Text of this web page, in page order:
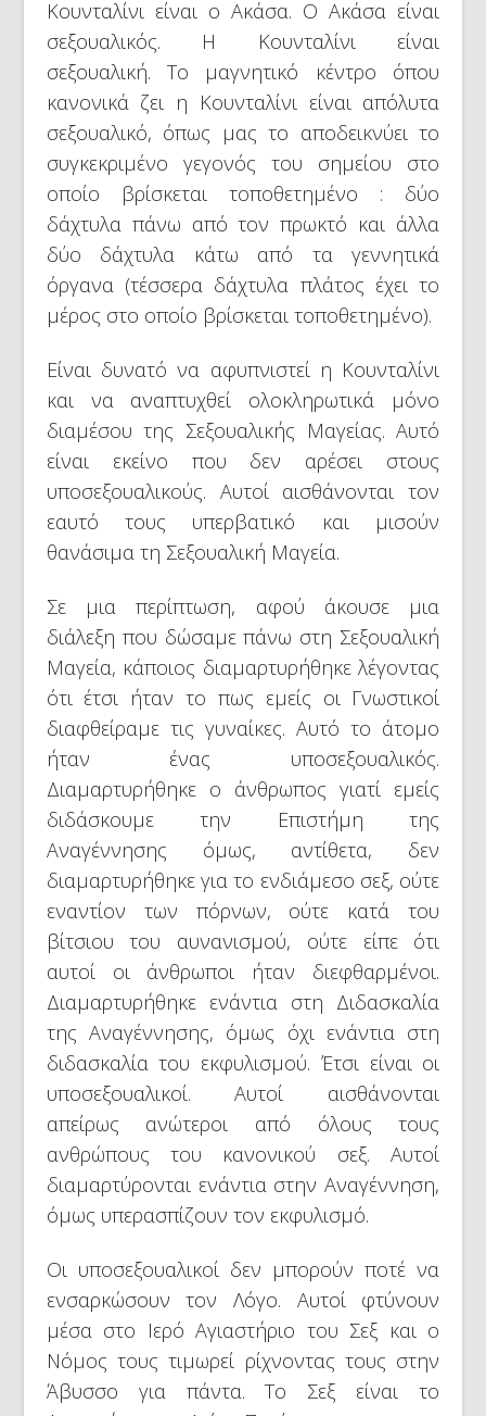
Κουνταλίνι είναι ο Ακάσα. Ο Ακάσα είναι
σεξουαλικός. Η Κουνταλίνι είναι
σεξουαλική. Το μαγνητικό κέντρο όπου
κανονικά ζει η Κουνταλίνι είναι απόλυτα
σεξουαλικό, όπως μας το αποδεικνύει το
συγκεκριμένο γεγονός του σημείου στο
οποίο βρίσκεται τοποθετημένο : δύο
δάχτυλα πάνω από τον πρωκτό και άλλα
δύο δάχτυλα κάτω από τα γεννητικά
όργανα (τέσσερα δάχτυλα πλάτος έχει το
μέρος στο οποίο βρίσκεται τοποθετημένο).
Είναι δυνατό να αφυπνιστεί η Κουνταλίνι
και να αναπτυχθεί ολοκληρωτικά μόνο
διαμέσου της Σεξουαλικής Μαγείας. Αυτό
είναι εκείνο που δεν αρέσει στους
υποσεξουαλικούς. Αυτοί αισθάνονται τον
εαυτό τους υπερβατικό και μισούν
θανάσιμα τη Σεξουαλική Μαγεία.
Σε μια περίπτωση, αφού άκουσε μια
διάλεξη που δώσαμε πάνω στη Σεξουαλική
Μαγεία, κάποιος διαμαρτυρήθηκε λέγοντας
ότι έτσι ήταν το πως εμείς οι Γνωστικοί
διαφθείραμε τις γυναίκες. Αυτό το άτομο
ήταν ένας υποσεξουαλικός.
Διαμαρτυρήθηκε ο άνθρωπος γιατί εμείς
διδάσκουμε την Επιστήμη της
Αναγέννησης όμως, αντίθετα, δεν
διαμαρτυρήθηκε για το ενδιάμεσο σεξ, ούτε
εναντίον των πόρνων, ούτε κατά του
βίτσιου του αυνανισμού, ούτε είπε ότι
αυτοί οι άνθρωποι ήταν διεφθαρμένοι.
Διαμαρτυρήθηκε ενάντια στη Διδασκαλία
της Αναγέννησης, όμως όχι ενάντια στη
διδασκαλία του εκφυλισμού. Έτσι είναι οι
υποσεξουαλικοί. Αυτοί αισθάνονται
απείρως ανώτεροι από όλους τους
ανθρώπους του κανονικού σεξ. Αυτοί
διαμαρτύρονται ενάντια στην Αναγέννηση,
όμως υπερασπίζουν τον εκφυλισμό.
Οι υποσεξουαλικοί δεν μπορούν ποτέ να
ενσαρκώσουν τον Λόγο. Αυτοί φτύνουν
μέσα στο Ιερό Αγιαστήριο του Σεξ και ο
Νόμος τους τιμωρεί ρίχνοντας τους στην
Άβυσσο για πάντα. Το Σεξ είναι το